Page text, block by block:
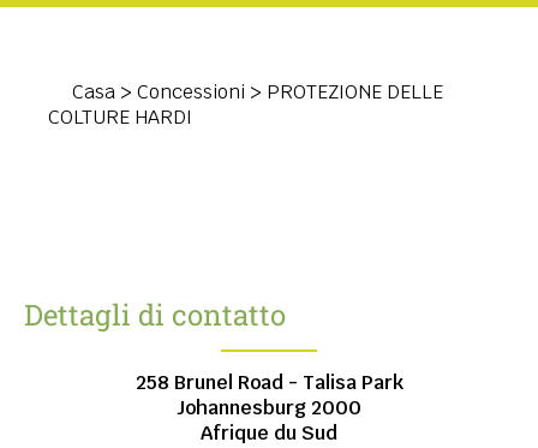
Casa > Concessioni > PROTEZIONE DELLE
COLTURE HARDI
Dettagli di contatto
258 Brunel Road - Talisa Park
Johannesburg 2000
Afrique du Sud